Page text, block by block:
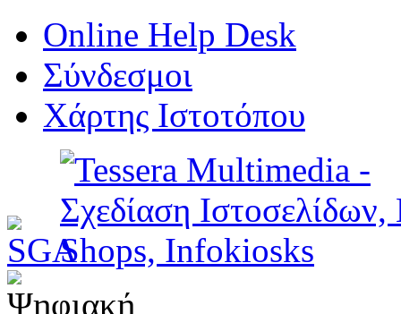
Online Help Desk
Σύνδεσμοι
Χάρτης Ιστοτόπου